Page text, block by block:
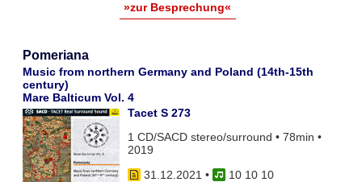
»zur Besprechung«
Pomeriana
Music from northern Germany and Poland (14th-15th
century)
Mare Balticum Vol. 4
Tacet S 273
1 CD/SACD stereo/surround • 78min •
2019
31.12.2021 •
10 10 10